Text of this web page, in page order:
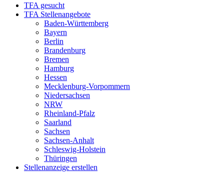
TFA gesucht
TFA Stellenangebote
Baden-Württemberg
Bayern
Berlin
Brandenburg
Bremen
Hamburg
Hessen
Mecklenburg-Vorpommern
Niedersachsen
NRW
Rheinland-Pfalz
Saarland
Sachsen
Sachsen-Anhalt
Schleswig-Holstein
Thüringen
Stellenanzeige erstellen